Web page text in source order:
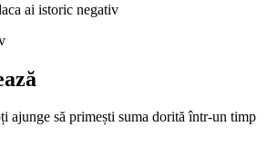
ajunge să primești suma dorităîntr-un timp